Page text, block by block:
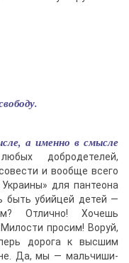
а именно в смысле
добродетелей,
и вообще всего
для пантеона
быть убийцей детей —
Отлично! Хочешь
просим! Воруй,
дорога к высшим
Да, мы — мальчиши-